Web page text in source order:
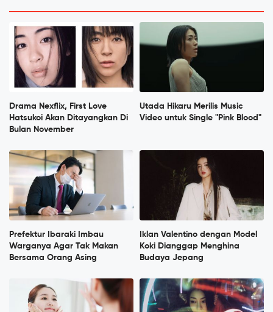
Drama Nexflix, First Love
Hatsukoi Akan Ditayangkan Di
Bulan November
Utada Hikaru Merilis Music
Video untuk Single "Pink Blood"
Prefektur Ibaraki Imbau
Warganya Agar Tak Makan
Bersama Orang Asing
Iklan Valentino dengan Model
Koki Dianggap Menghina
Budaya Jepang